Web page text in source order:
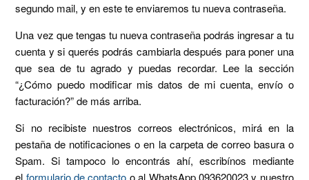
segundo mail, y en este te enviaremos tu nueva contraseña.
Una vez que tengas tu nueva contraseña podrás ingresar a tu
cuenta y si querés podrás cambiarla después para poner una
que sea de tu agrado y puedas recordar. Lee la sección
“¿Cómo puedo modificar mis datos de mi cuenta, envío o
facturación?” de más arriba.
Si no recibiste nuestros correos electrónicos, mirá en la
pestaña de notificaciones o en la carpeta de correo basura o
Spam. Si tampoco lo encontrás ahí, escribínos mediante